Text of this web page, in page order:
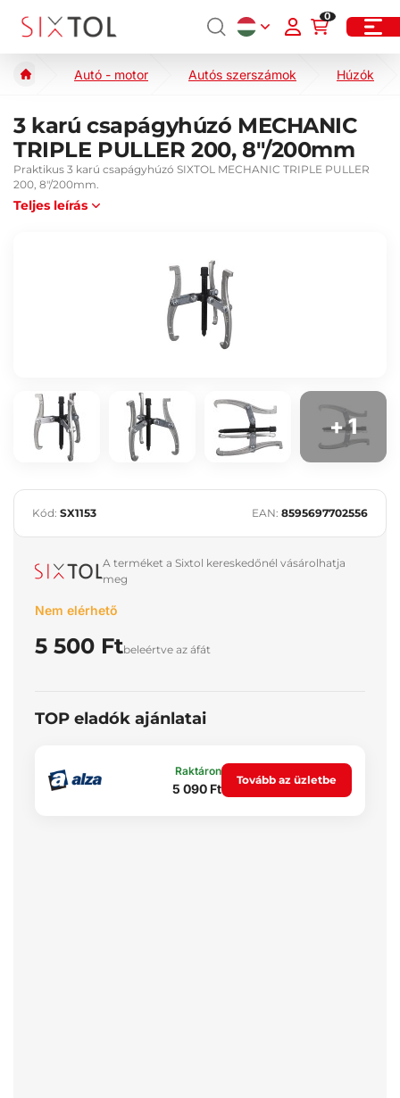
0
Autó - motor Autós szerszámok Húzók
3 karú csapágyhúzó MECHANIC
TRIPLE PULLER 200, 8"/200mm
Praktikus 3 karú csapágyhúzó SIXTOL MECHANIC TRIPLE PULLER
200, 8"/200mm.
Teljes leírás
+ 1
Kód: SX1153 EAN: 8595697702556
A terméket a Sixtol kereskedőnél vásárolhatja
meg
Nem elérhető
5 500 Ftbeleértve az áfát
TOP eladók ajánlatai
Raktáron
5 090 Ft
Tovább az üzletbe